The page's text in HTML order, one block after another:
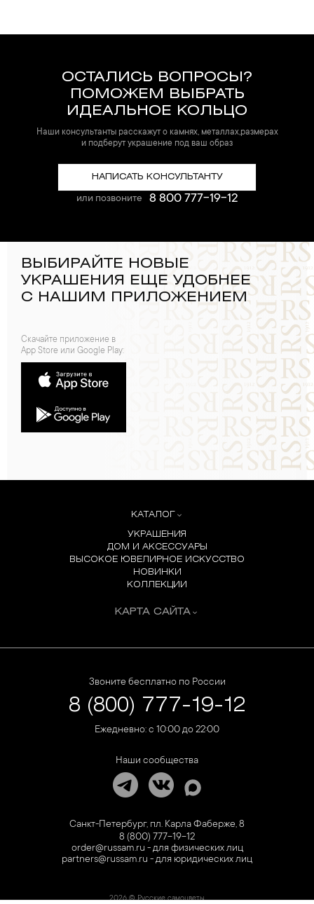
ОСТАЛИСЬ ВОПРОСЫ?
ПОМОЖЕМ ВЫБРАТЬ
ИДЕАЛЬНОЕ КОЛЬЦО
Наши консультанты расскажут о камнях, металлах,размерах
и подберут украшение под ваш образ
НАПИСАТЬ КОНСУЛЬТАНТУ
или позвоните 8 800 777-19-12
ВЫБИРАЙТЕ НОВЫЕ
УКРАШЕНИЯ ЕЩЕ УДОБНЕЕ
С НАШИМ ПРИЛОЖЕНИЕМ
Скачайте приложение в
App Store или Google Play:
КАТАЛОГ
УКРАШЕНИЯ
ДОМ И АКСЕССУАРЫ
ВЫСОКОЕ ЮВЕЛИРНОЕ ИСКУССТВО
НОВИНКИ
КОЛЛЕКЦИИ
КАРТА САЙТА
Звоните бесплатно по России
8 (800) 777-19-12
Ежедневно: с 10:00 до 22:00
Наши сообщества
Санкт-Петербург, пл. Карла Фаберже, 8
8 (800) 777-19-12
order@russam.ru - для физических лиц
partners@russam.ru - для юридических лиц
2026 © Русские самоцветы